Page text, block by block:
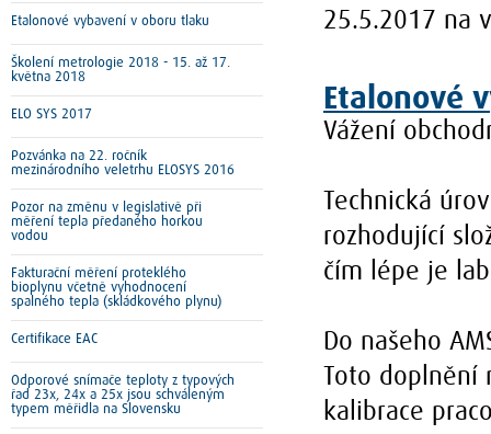
25.5.2017 na
Etalonové
Vážení
Technická
rozhodující
čím lépe je
Do našeho
Toto
kalibrace
Etalonové vybavení v oboru tlaku
Školení metrologie 2018 - 15. až 17.
května 2018
ELO SYS 2017
Pozvánka na 22. ročník
mezinárodního veletrhu ELOSYS 2016
Pozor na změnu v legislativě při
měření tepla předaného horkou
vodou
Fakturační měření proteklého
bioplynu včetně vyhodnocení
spalného tepla (skládkového plynu)
Certifikace EAC
Odporové snímače teploty z typových
řad 23x, 24x a 25x jsou schváleným
typem měřidla na Slovensku